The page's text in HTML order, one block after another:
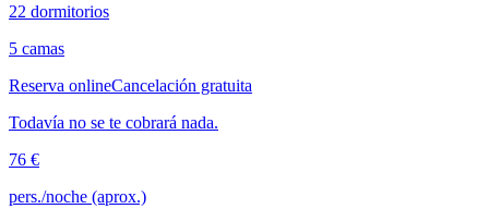
22 dormitorios
5 camas
Reserva onlineCancelación gratuita
Todavía no se te cobrará nada.
76 €
pers./noche (aprox.)